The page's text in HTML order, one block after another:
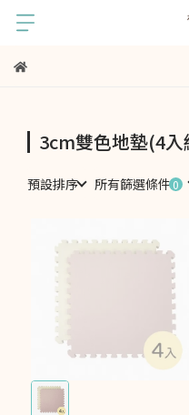
3cm雙色地墊(4入
預設排序 所有篩選條件